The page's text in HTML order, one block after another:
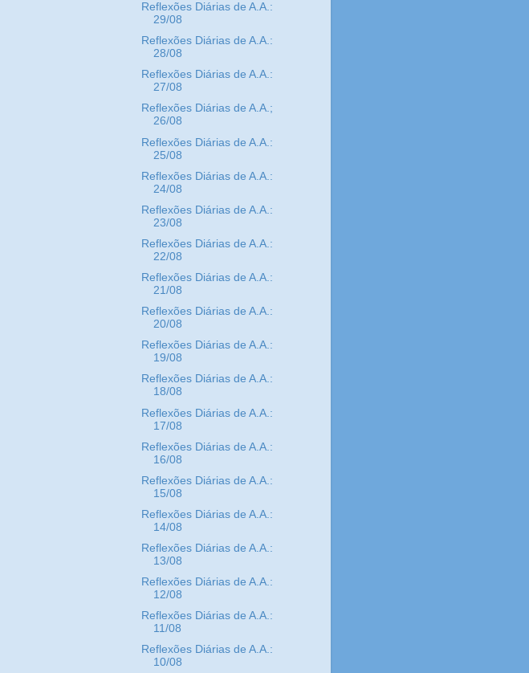
Reflexões Diárias de A.A.:
29/08
Reflexões Diárias de A.A.:
28/08
Reflexões Diárias de A.A.:
27/08
Reflexões Diárias de A.A.;
26/08
Reflexões Diárias de A.A.:
25/08
Reflexões Diárias de A.A.:
24/08
Reflexões Diárias de A.A.:
23/08
Reflexões Diárias de A.A.:
22/08
Reflexões Diárias de A.A.:
21/08
Reflexões Diárias de A.A.:
20/08
Reflexões Diárias de A.A.:
19/08
Reflexões Diárias de A.A.:
18/08
Reflexões Diárias de A.A.:
17/08
Reflexões Diárias de A.A.:
16/08
Reflexões Diárias de A.A.:
15/08
Reflexões Diárias de A.A.:
14/08
Reflexões Diárias de A.A.:
13/08
Reflexões Diárias de A.A.:
12/08
Reflexões Diárias de A.A.:
11/08
Reflexões Diárias de A.A.:
10/08